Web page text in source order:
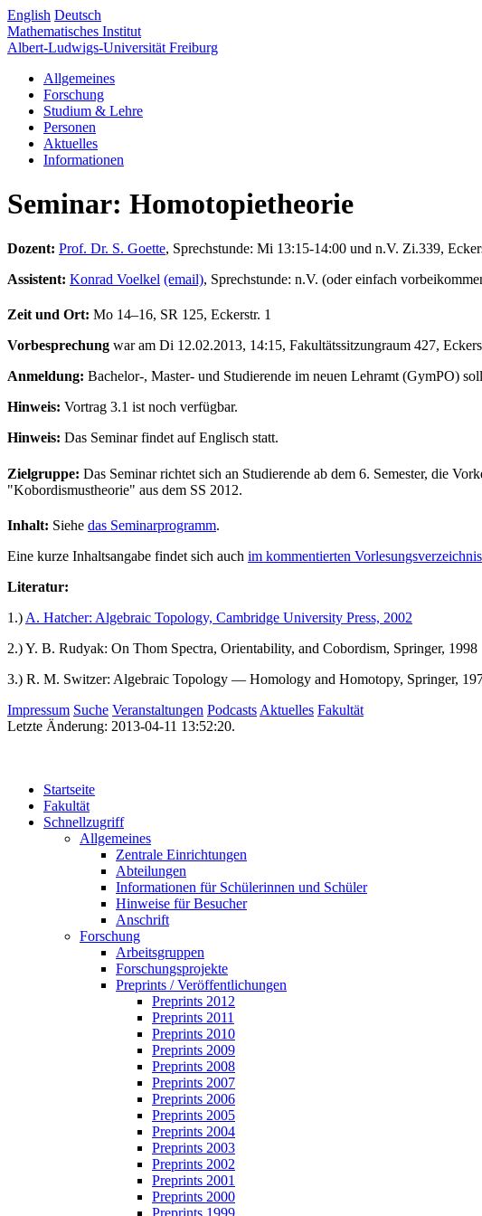
English Deutsch
Mathematisches Institut
Albert-Ludwigs-Universität Freiburg
Allgemeines
Forschung
Studium & Lehre
Personen
Aktuelles
Informationen
Seminar: Homotopietheorie
Dozent: Prof. Dr. S. Goette, Sprechstunde: Mi 13:15-14:00 und n.V. Zi.339,
Assistent: Konrad Voelkel (email), Sprechstunde: n.V. (oder einfach
Zeit und Ort: Mo 14–16, SR 125, Eckerstr. 1
Vorbesprechung war am Di 12.02.2013, 14:15, Fakultätssitzungraum 427,
Anmeldung: Bachelor-, Master- und Studierende im neuen Lehramt (GymPO)
Hinweis: Vortrag 3.1 ist noch verfügbar.
Hinweis: Das Seminar findet auf Englisch statt.
Zielgruppe: Das Seminar richtet sich an Studierende ab dem 6. Semester, die
"Kobordismustheorie" aus dem SS 2012.
Inhalt: Siehe das Seminarprogramm.
Eine kurze Inhaltsangabe findet sich auch im kommentierten Vorlesungsverzeichnis
Literatur:
1.) A. Hatcher: Algebraic Topology, Cambridge University Press, 2002
2.) Y. B. Rudyak: On Thom Spectra, Orientability, and Cobordism, Springer, 1998
3.) R. M. Switzer: Algebraic Topology — Homology and Homotopy, Springer,
Impressum Suche Veranstaltungen Podcasts Aktuelles Fakultät
Letzte Änderung: 2013-04-11 13:52:20.
Startseite
Fakultät
Schnellzugriff
Allgemeines
Zentrale Einrichtungen
Abteilungen
Informationen für Schülerinnen und Schüler
Hinweise für Besucher
Anschrift
Forschung
Arbeitsgruppen
Forschungsprojekte
Preprints / Veröffentlichungen
Preprints 2012
Preprints 2011
Preprints 2010
Preprints 2009
Preprints 2008
Preprints 2007
Preprints 2006
Preprints 2005
Preprints 2004
Preprints 2003
Preprints 2002
Preprints 2001
Preprints 2000